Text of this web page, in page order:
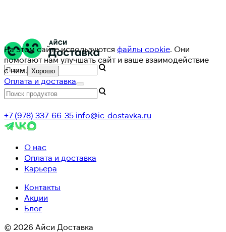
На этом сайте используются файлы cookie. Они
помогают нам улучшать сайт и ваше взаимодействие
с ним. Хорошо
Оплата и доставка
+7 (978) 337-66-35 info@ic-dostavka.ru
О нас
Оплата и доставка
Карьера
Контакты
Акции
Блог
© 2026 Айси Доставка